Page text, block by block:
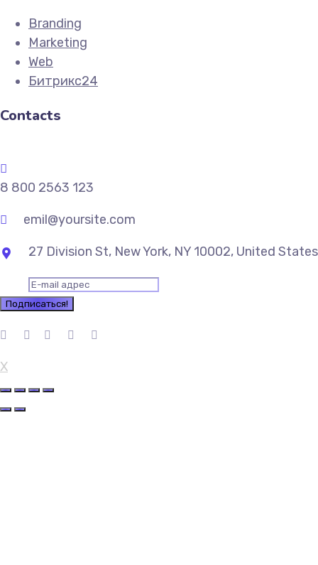
Branding
Marketing
Web
Битрикс24
Contacts
8 800 2563 123
emil@yoursite.com
27 Division St, New York, NY 10002, United States
X